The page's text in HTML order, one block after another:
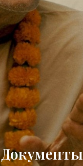
Документы